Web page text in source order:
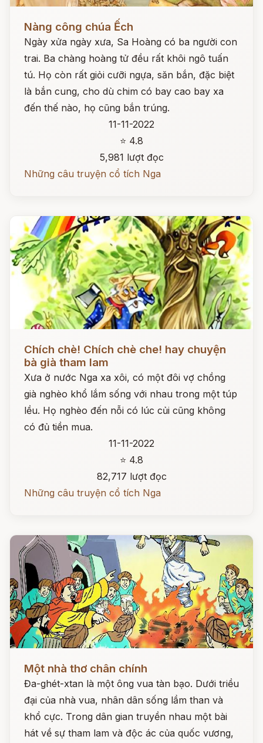
Nàng công chúa Ếch
Ngày xửa ngày xưa, Sa Hoàng có ba người con
trai. Ba chàng hoàng tử đều rất khôi ngô tuấn
tú. Họ còn rất giỏi cưỡi ngựa, săn bắn, đặc biệt
là bắn cung, cho dù chim có bay cao bay xa
đến thế nào, họ cũng bắn trúng.
11-11-2022
⭐ 4.8
5,981 lượt đọc
Những câu truyện cổ tích Nga
Chích chè! Chích chè che! hay chuyện
bà già tham lam
Xưa ở nước Nga xa xôi, có một đôi vợ chồng
già nghèo khổ lắm sống với nhau trong một túp
lều. Họ nghèo đến nỗi có lúc củi cũng không
có đủ tiền mua.
11-11-2022
⭐ 4.8
82,717 lượt đọc
Những câu truyện cổ tích Nga
Một nhà thơ chân chính
Đa-ghét-xtan là một ông vua tàn bạo. Dưới triều
đại của nhà vua, nhân dân sống lầm than và
khổ cực. Trong dân gian truyền nhau một bài
hát về sự tham lam và độc ác của quốc vương,